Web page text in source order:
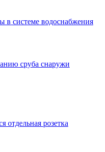
в системе водоснабжения
сруба снаружи
отдельная розетка